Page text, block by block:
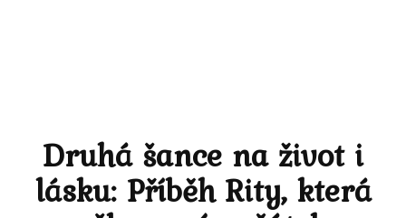
Druhá šance na život i
lásku: Příběh Rity, která